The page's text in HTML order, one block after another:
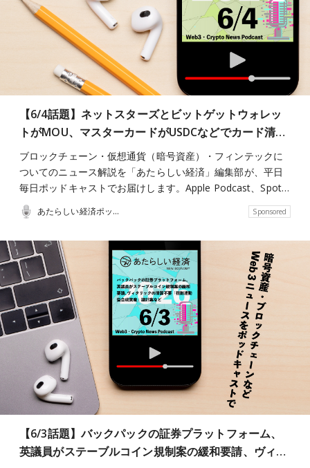
【6/4話題】ネットスターズとビットゲットウォレッ
トがMOU、マスターカードがUSDCなどでカード清…
ブロックチェーン・仮想通貨（暗号資産）・フィンテックに
ついてのニュース解説を「あたらしい経済」編集部が、平日
毎日ポッドキャストでお届けします。Apple Podcast、Spot…
あたらしい経済ポッドキャスト Sponsored
【6/3話題】バックパックの証券プラットフォーム、
英議員がステーブルコイン規制案の緩和要請、ヴィ…